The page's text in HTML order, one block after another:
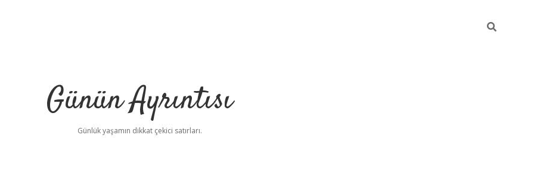
Günün Ayrıntısı
Günlük yaşamın dikkat çekici satırları.